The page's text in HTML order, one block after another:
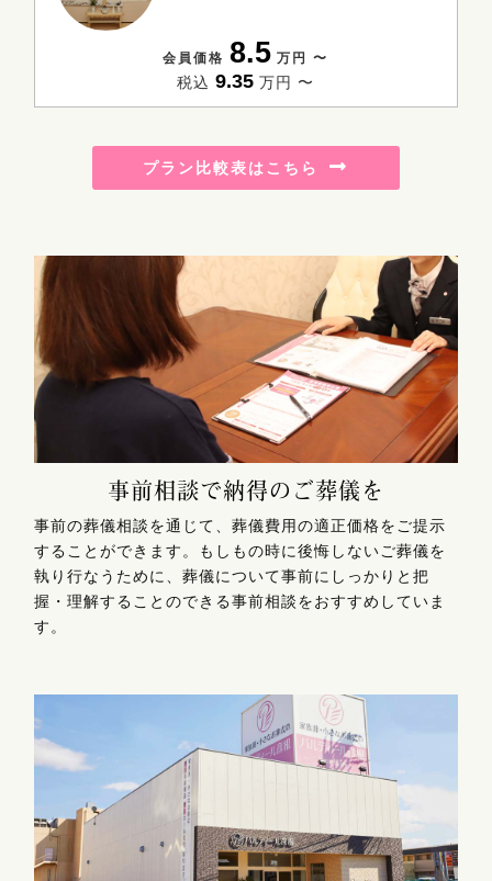
会員価格 8.5 万円 〜
税込 9.35 万円 〜
プラン比較表はこちら
事前相談で納得のご葬儀を
事前の葬儀相談を通じて、葬儀費用の適正価格をご提示
することができます。もしもの時に後悔しないご葬儀を
執り行なうために、葬儀について事前にしっかりと把
握・理解することのできる事前相談をおすすめしていま
す。